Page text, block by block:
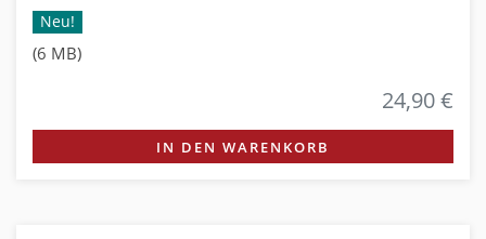
Neu!
(6 MB)
24,90 €
IN DEN WARENKORB